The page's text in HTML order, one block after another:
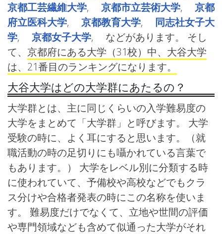
京都工芸繊維大学, 京都市立芸術大学, 京都
府立医科大学, 京都教育大学, 同志社女子大
学, 京都女子大学, などがあります。 そし
て、 京都府にある大学（31校）中、大谷大学
は、21番目のランキングになります。
大谷大学はどの大学群にあたるの？
大学群とは、主に同じくらいの入学難易度の
大学をまとめて「大学群」と呼びます。 大学
受験の時に、よく耳にすると思います。（就
職活動の時の足切りにも囁かれている言葉で
もあります。） 大学をレベル別に分類する時
に使われていて、予備校や高校などでもクラ
ス分けや合格者発表の時にこの名称を使いま
す。 難易度だけでなくて、立地や世間の評価
や専門領域なども含めて似通った大学がそれ